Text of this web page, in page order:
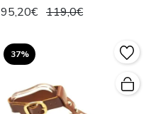
95,20€ 119,0€
37%